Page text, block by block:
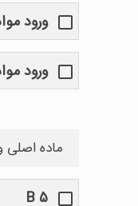
ورود
ورود
ماده اصلی
B 5